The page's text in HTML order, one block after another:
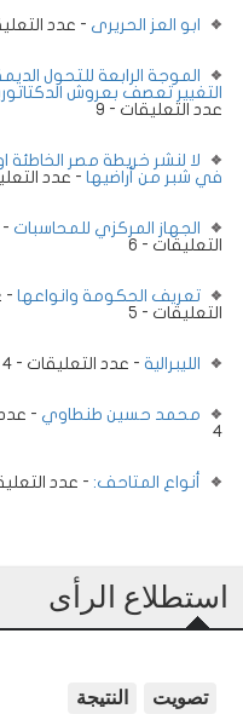
ابو العز الحريرى - عدد
الموجة الرابعة للتحول
التغيير تعصف بعروش
عدد التعليقات - 9
لا لنشر خريطة مصر الخاطئة
في شبر من أراضيها - عدد
الجهاز المركزي للمحاسبات -
التعليقات - 6
تعريف الحكومة وانواعها -
التعليقات - 5
الليبرالية - عدد التعليقات - 4
محمد حسين طنطاوي -
4
أنواع المتاحف: - عدد
استطلاع الرأى